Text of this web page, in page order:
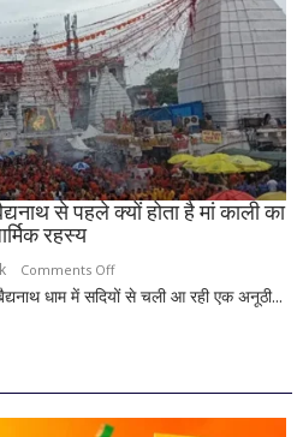
के
बन
रहे
योग
से
पहले
जान
लें
ये
4
अहम
नियम,
मानी
शिव
की
से पहले क्यों होता है मां काली का
रहस्य
Comments Offon
देवघर
बैद्यनाथ
धाम में सदियों से चली आ रही एक अनूठी...